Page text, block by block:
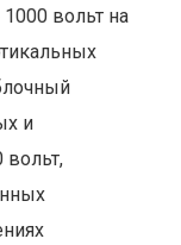
вольт на
и